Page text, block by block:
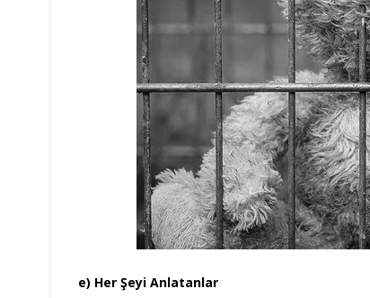
e) Her Şeyi Anlatanlar